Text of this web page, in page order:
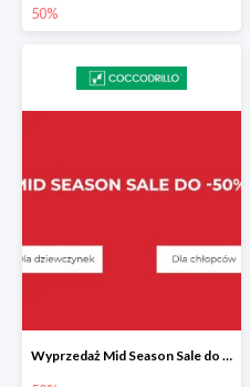
50%
Wyprzedaż Mid Season Sale do -50%